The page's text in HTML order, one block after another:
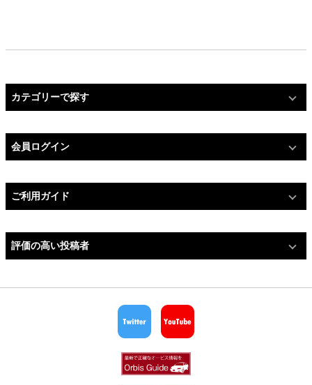
カテゴリーで探す
会員ログイン
ご利用ガイド
評価の高い投稿者